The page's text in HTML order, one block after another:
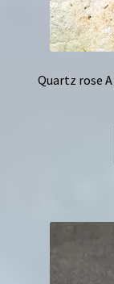
Quartz rose